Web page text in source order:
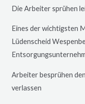
Die Arbeiter sprühen
Eines der wichtigsten
Lüdenscheid
Arbeiter besprühen
verlassen